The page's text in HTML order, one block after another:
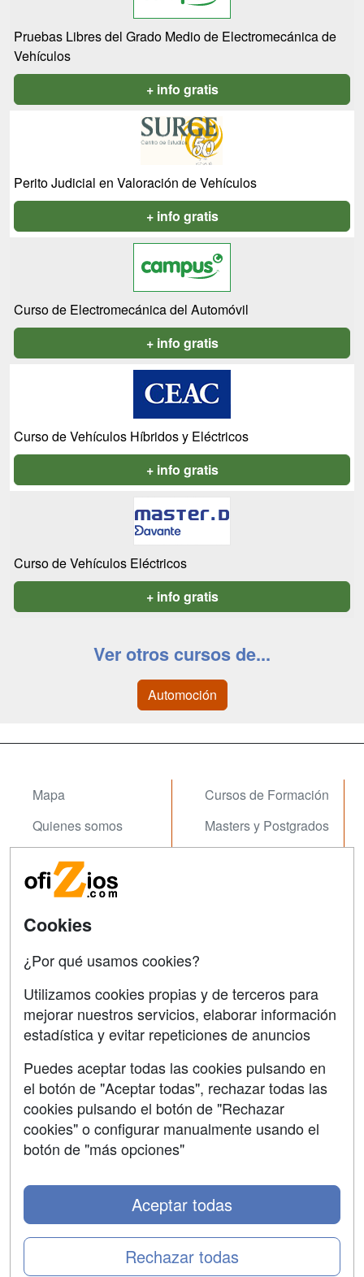
Pruebas Libres del Grado Medio de Electromecánica de
Vehículos
+ info gratis
Perito Judicial en Valoración de Vehículos
+ info gratis
Curso de Electromecánica del Automóvil
+ info gratis
Curso de Vehículos Híbridos y Eléctricos
+ info gratis
Curso de Vehículos Eléctricos
+ info gratis
Ver otros cursos de...
Automoción
Mapa
Quienes somos
Tarifas publicidad
Acceso Usuarios
Acceso Centros
Cursos de Formación
Masters y Postgrados
Contactar
Confidencialidad
Aviso legal
Copyleft
Cookies
¿Por qué usamos cookies?
Utilizamos cookies propias y de terceros para
mejorar nuestros servicios, elaborar información
estadística y evitar repeticiones de anuncios
Puedes aceptar todas las cookies pulsando en
el botón de "Aceptar todas", rechazar todas las
cookies pulsando el botón de "Rechazar
cookies" o configurar manualmente usando el
botón de "más opciones"
Rechazar todas
Aceptar todas